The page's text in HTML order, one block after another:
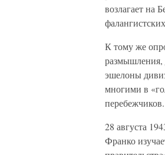
возлагает на
К тому же
размышления,
эшелоны
многими в
перебежчиков.
28 августа
Франко